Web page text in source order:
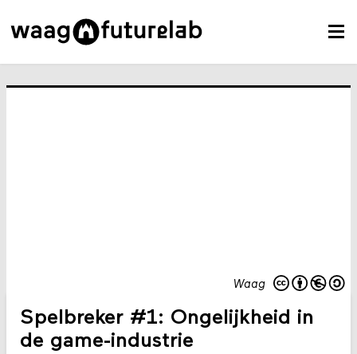
Waag
Spelbreker #1: Ongelijkheid in
de game-industrie